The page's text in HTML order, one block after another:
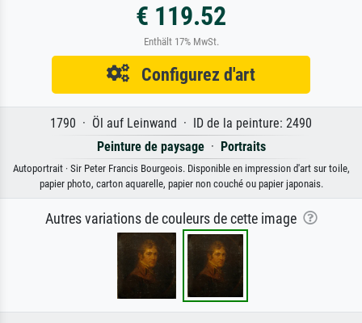
€ 119.52
Enthält 17% MwSt.
Configurez d'art
1790 · Öl auf Leinwand · ID de la peinture: 2490
Peinture de paysage· Portraits
Autoportrait · Sir Peter Francis Bourgeois. Disponible en impression d'art sur toile,
papier photo, carton aquarelle, papier non couché ou papier japonais.
Autres variations de couleurs de cette image